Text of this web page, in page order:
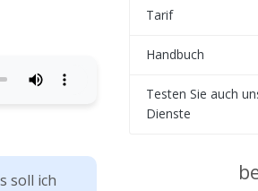
soll ich
Tarif
Handbuch
Testen Sie auch
Dienste